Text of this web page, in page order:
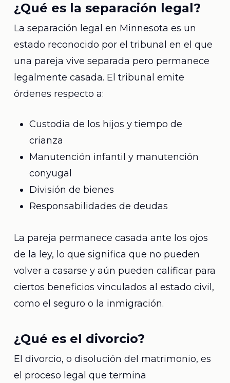
¿Qué es la separación legal?
La separación legal en Minnesota es un
estado reconocido por el tribunal en el que
una pareja vive separada pero permanece
legalmente casada. El tribunal emite
órdenes respecto a:
Custodia de los hijos y tiempo de
crianza
Manutención infantil y manutención
conyugal
División de bienes
Responsabilidades de deudas
La pareja permanece casada ante los ojos
de la ley, lo que significa que no pueden
volver a casarse y aún pueden calificar para
ciertos beneficios vinculados al estado civil,
como el seguro o la inmigración.
¿Qué es el divorcio?
El divorcio, o disolución del matrimonio, es
el proceso legal que termina